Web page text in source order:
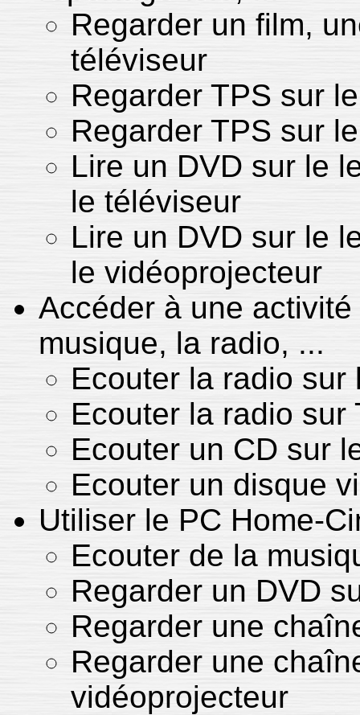
Regarder un film,
téléviseur
Regarder TPS sur
Regarder TPS sur
Lire un DVD sur le
le téléviseur
Lire un DVD sur le
le vidéoprojecteur
Accéder à une
musique, la radio, ...
Ecouter la radio sur
Ecouter la radio sur
Ecouter un CD sur
Ecouter un disque
Utiliser le PC Home-
Ecouter de la
Regarder un DVD
Regarder une
Regarder une
vidéoprojecteur